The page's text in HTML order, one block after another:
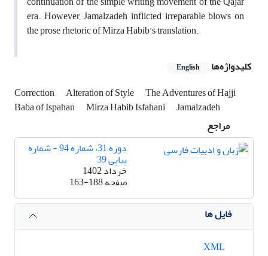
era. However, Jamalzadeh inflicted irreparable blows on
the prose rhetoric of Mirza Habib’s translation.
کلیدواژه‌ها
English
Correction Alteration of Style
The Adventures of Hajji
Baba of Ispahan
Mirza Habib Isfahani
Jamalzadeh
مراجع
دوره 31، شماره 94 - شماره
پیاپی 39
خرداد 1402
صفحه163-188
فایل ها